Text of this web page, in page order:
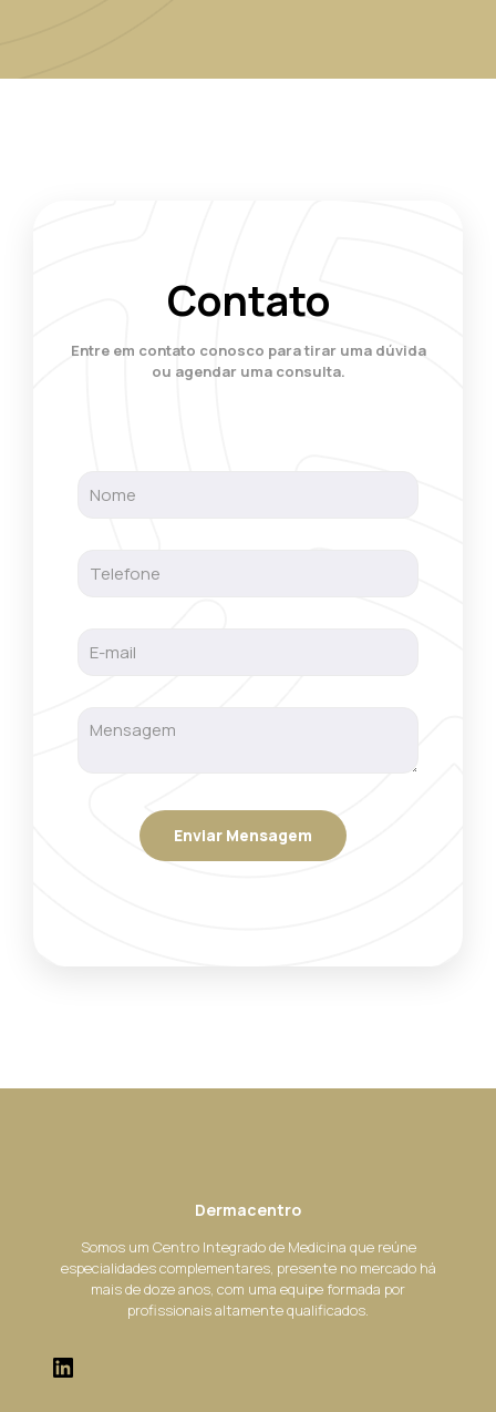
Contato
Entre em contato conosco para tirar uma dúvida
ou agendar uma consulta.
Dermacentro
Somos um Centro Integrado de Medicina que reúne
especialidades complementares, presente no mercado há
mais de doze anos, com uma equipe formada por
profissionais altamente qualificados.